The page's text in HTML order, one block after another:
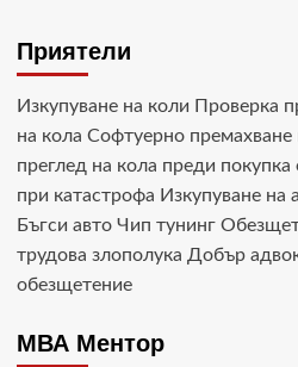
Приятели
Изкупуване на коли Проверка
на кола Софтуерно
преглед на кола преди покупка
при катастрофа Изкупуване на
Бъгси авто Чип тунинг
трудова злополука Добър
обезщетение
МВА Ментор